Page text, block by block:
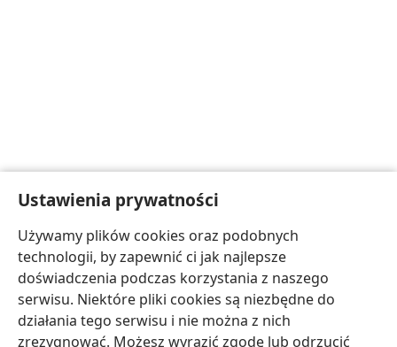
Ustawienia prywatności
Używamy plików cookies oraz podobnych
technologii, by zapewnić ci jak najlepsze
doświadczenia podczas korzystania z naszego
serwisu. Niektóre pliki cookies są niezbędne do
działania tego serwisu i nie można z nich
zrezygnować. Możesz wyrazić zgodę lub odrzucić